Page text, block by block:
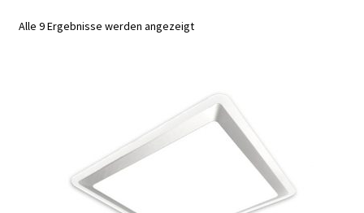
Alle 9 Ergebnisse werden angezeigt